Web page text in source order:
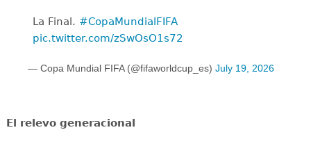
La Final. ️ #CopaMundialFIFA
pic.twitter.com/zSwOsO1s72
— Copa Mundial FIFA (@fifaworldcup_es) July 19, 2026
El relevo generacional